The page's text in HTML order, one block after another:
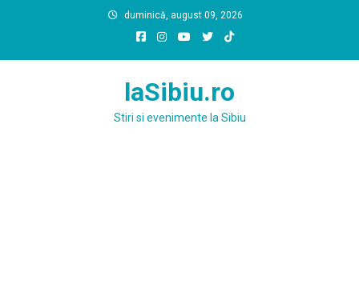
duminică, august 09, 2026
laSibiu.ro
Stiri si evenimente la Sibiu